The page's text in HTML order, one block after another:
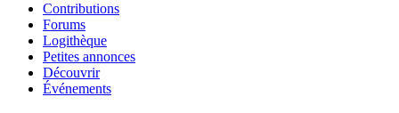
Contributions
Forums
Logithèque
Petites annonces
Découvrir
Événements